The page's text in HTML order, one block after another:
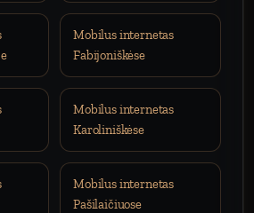
Mobilus internetas
Fabijoniškėse
Mobilus internetas
Karoliniškėse
Mobilus internetas
Pašilaičiuose